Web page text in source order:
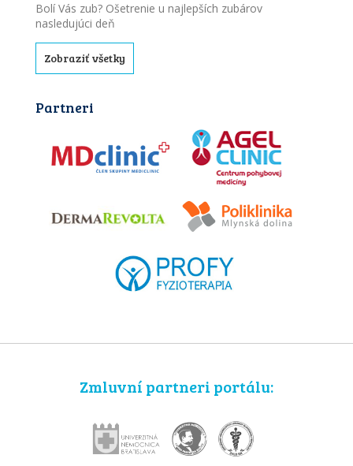
Bolí Vás zub? Ošetrenie u najlepších zubárov
nasledujúci deň
Zobraziť všetky
Partneri
Zmluvní partneri portálu: